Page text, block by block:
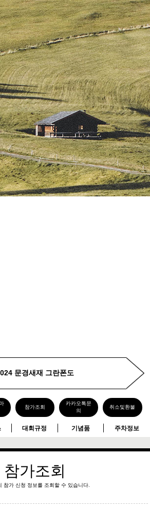
문경새재 그란폰도
참가조회
카카오톡문
의
취소및환불
대회규정 기념품 주차정보
참가조회
참가 신청 정보를 조회할 수 있습니다.